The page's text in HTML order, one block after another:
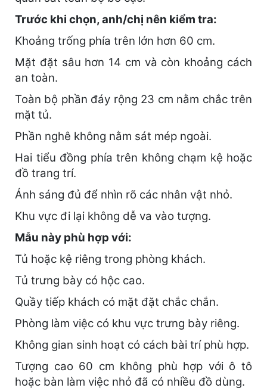
Trước khi chọn, anh/chị nên kiểm tra:
Khoảng trống phía trên lớn hơn 60 cm.
Mặt đặt sâu hơn 14 cm và còn khoảng cách
an toàn.
Toàn bộ phần đáy rộng 23 cm nằm chắc trên
mặt tủ.
Phần nghê không nằm sát mép ngoài.
Hai tiểu đồng phía trên không chạm kệ hoặc
đồ trang trí.
Ánh sáng đủ để nhìn rõ các nhân vật nhỏ.
Khu vực đi lại không dễ va vào tượng.
Mẫu này phù hợp với:
Tủ hoặc kệ riêng trong phòng khách.
Tủ trưng bày có hộc cao.
Quầy tiếp khách có mặt đặt chắc chắn.
Phòng làm việc có khu vực trưng bày riêng.
Không gian sinh hoạt có cách bài trí phù hợp.
Tượng cao 60 cm không phù hợp với ô tô
hoặc bàn làm việc nhỏ đã có nhiều đồ dùng.